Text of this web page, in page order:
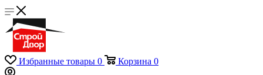
Избранные товары 0 Корзина 0